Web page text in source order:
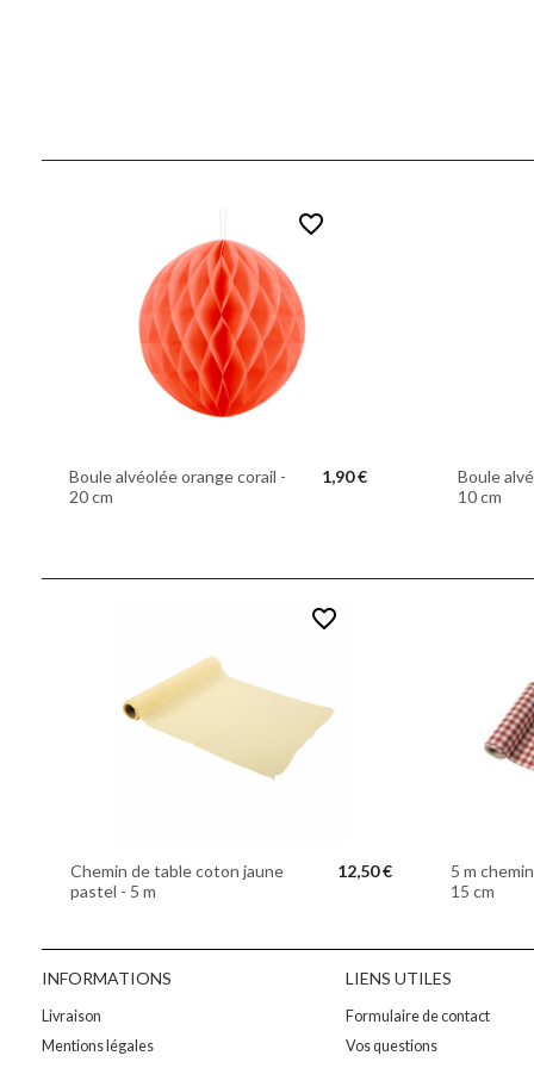
favorite_border
Boule alvéolée orange corail -
20 cm
1,90 €
Boule
10 cm
favorite_border
Chemin de table coton jaune
pastel - 5 m
12,50 €
5 m
15 cm
INFORMATIONS
Livraison
Mentions légales
LIENS UTILES
Formulaire de contact
Vos questions